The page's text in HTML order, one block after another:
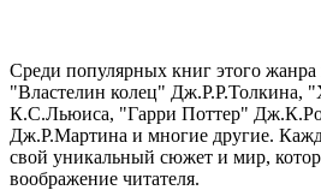
Среди популярных книг этого
"Властелин колец" Дж.Р.Р.Толкина,
К.С.Льюиса, "Гарри Поттер"
Дж.Р.Мартина и многие другие.
свой уникальный сюжет и мир,
воображение читателя.